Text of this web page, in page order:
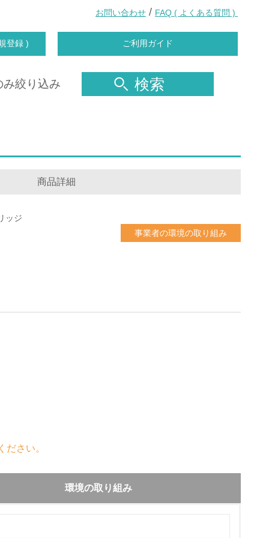
お問い合わせ / FAQ ( よくある質問 )
登録 ) ご利用ガイド
み絞り込み 検索
商品詳細
ッジ
事業者の環境の取り組み
さい。
環境の取り組み